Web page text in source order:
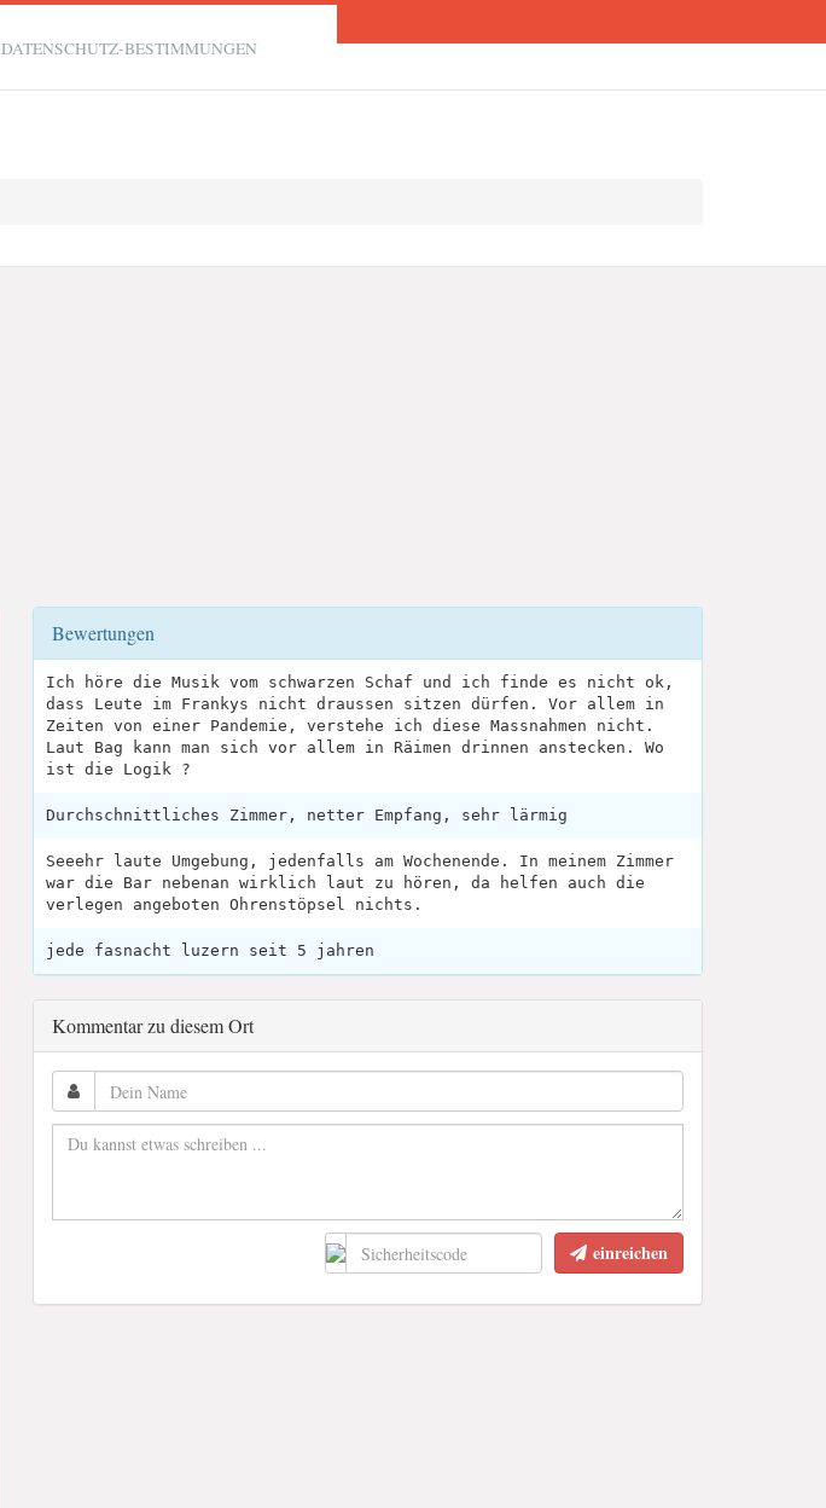
DATENSCHUTZ-BESTIMMUNGEN
Bewertungen
Ich höre die Musik vom schwarzen Schaf und ich finde es nicht ok,
dass Leute im Frankys nicht draussen sitzen dürfen. Vor allem in
Zeiten von einer Pandemie, verstehe ich diese Massnahmen nicht.
Laut Bag kann man sich vor allem in Räimen drinnen anstecken. Wo
ist die Logik ?
Durchschnittliches Zimmer, netter Empfang, sehr lärmig
Seeehr laute Umgebung, jedenfalls am Wochenende. In meinem Zimmer
war die Bar nebenan wirklich laut zu hören, da helfen auch die
verlegen angeboten Ohrenstöpsel nichts.
jede fasnacht luzern seit 5 jahren
Kommentar zu diesem Ort
einreichen